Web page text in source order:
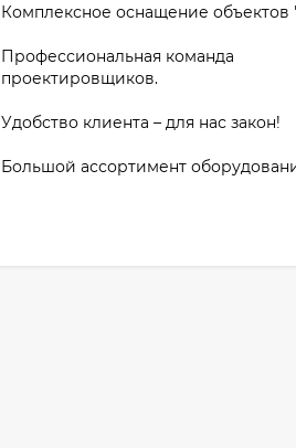
Комплексное оснащение объектов
Профессиональная команда
проектировщиков.
Удобство клиента – для нас закон!
Большой ассортимент